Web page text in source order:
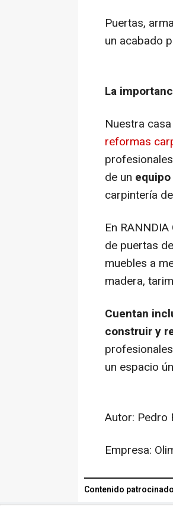
Puertas,
un acabado
La
Nuestra
reformas
de un
carpintería
En
de puertas
muebles a
madera,
Cuentan
construir y
un espacio
Autor: Pedro
Empresa:
Contenido patrocinado